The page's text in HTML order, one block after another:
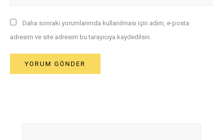
Daha sonraki yorumlarımda kullanılması için adım, e-posta
adresim ve site adresim bu tarayıcıya kaydedilsin.